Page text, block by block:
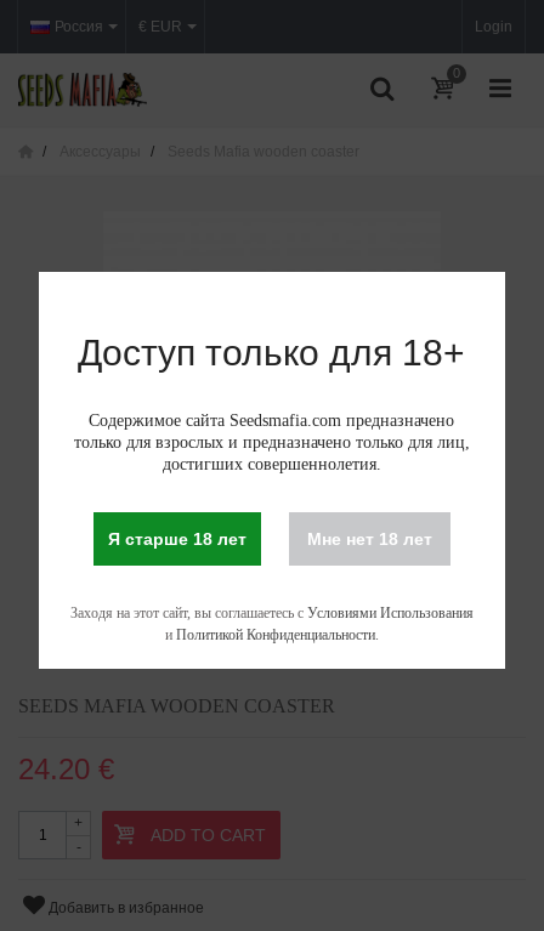
Россия Login
€ EUR
0
SEEDS MAFIA WOODEN COASTER
24.20 €
-
+
ADD TO CART
Добавить в избранное
Доступ только для 18+
Содержимое сайта Seedsmafia.com предназначено
только для взрослых и предназначено только для лиц,
достигших совершеннолетия.
Я старше 18 лет Мне нет 18 лет
Заходя на этот сайт, вы соглашаетесь с Условиями Использования
и Политикой Конфиденциальности.